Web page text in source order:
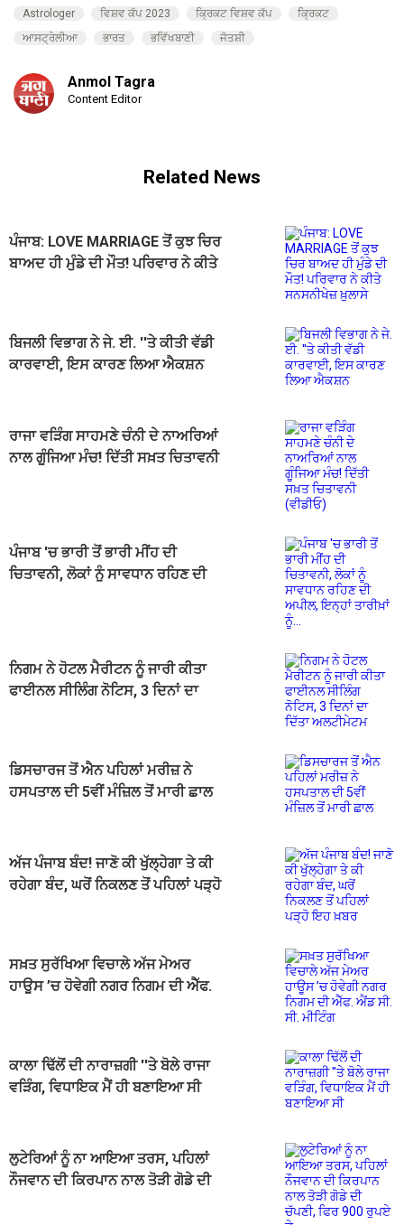
Astrologer ਵਿਸ਼ਵ ਕੱਪ 2023 ਕ੍ਰਿਕਟ ਵਿਸ਼ਵ ਕੱਪ
ਕ੍ਰਿਕਟ
ਆਸਟ੍ਰੇਲੀਆ
ਭਾਰਤ ਭਵਿੱਖਬਾਣੀ ਜੋਤਸ਼ੀ
Anmol Tagra
Content Editor
Related News
ਪੰਜਾਬ: LOVE MARRIAGE ਤੋਂ ਕੁਝ ਚਿਰ
ਬਾਅਦ ਹੀ ਮੁੰਡੇ ਦੀ ਮੌਤ! ਪਰਿਵਾਰ ਨੇ ਕੀਤੇ
ਬਿਜਲੀ ਵਿਭਾਗ ਨੇ ਜੇ. ਈ. ''ਤੇ ਕੀਤੀ ਵੱਡੀ
ਕਾਰਵਾਈ, ਇਸ ਕਾਰਣ ਲਿਆ ਐਕਸ਼ਨ
ਰਾਜਾ ਵੜਿੰਗ ਸਾਹਮਣੇ ਚੰਨੀ ਦੇ ਨਾਅਰਿਆਂ
ਨਾਲ ਗੂੰਜਿਆ ਮੰਚ! ਦਿੱਤੀ ਸਖ਼ਤ ਚਿਤਾਵਨੀ
ਪੰਜਾਬ 'ਚ ਭਾਰੀ ਤੋਂ ਭਾਰੀ ਮੀਂਹ ਦੀ
ਚਿਤਾਵਨੀ, ਲੋਕਾਂ ਨੂੰ ਸਾਵਧਾਨ ਰਹਿਣ ਦੀ
ਨਿਗਮ ਨੇ ਹੋਟਲ ਮੈਰੀਟਨ ਨੂੰ ਜਾਰੀ ਕੀਤਾ
ਫਾਈਨਲ ਸੀਲਿੰਗ ਨੋਟਿਸ, 3 ਦਿਨਾਂ ਦਾ
ਡਿਸਚਾਰਜ ਤੋਂ ਐਨ ਪਹਿਲਾਂ ਮਰੀਜ਼ ਨੇ
ਹਸਪਤਾਲ ਦੀ 5ਵੀਂ ਮੰਜ਼ਿਲ ਤੋਂ ਮਾਰੀ ਛਾਲ
ਅੱਜ ਪੰਜਾਬ ਬੰਦ! ਜਾਣੋ ਕੀ ਖੁੱਲ੍ਹੇਗਾ ਤੇ ਕੀ
ਰਹੇਗਾ ਬੰਦ, ਘਰੋਂ ਨਿਕਲਣ ਤੋਂ ਪਹਿਲਾਂ ਪੜ੍ਹੋ
ਸਖ਼ਤ ਸੁਰੱਖਿਆ ਵਿਚਾਲੇ ਅੱਜ ਮੇਅਰ
ਹਾਊਸ ’ਚ ਹੋਵੇਗੀ ਨਗਰ ਨਿਗਮ ਦੀ ਐੱਫ.
ਕਾਲਾ ਢਿੱਲੋਂ ਦੀ ਨਾਰਾਜ਼ਗੀ ''ਤੇ ਬੋਲੇ ਰਾਜਾ
ਵੜਿੰਗ, ਵਿਧਾਇਕ ਮੈਂ ਹੀ ਬਣਾਇਆ ਸੀ
ਲੁਟੇਰਿਆਂ ਨੂੰ ਨਾ ਆਇਆ ਤਰਸ, ਪਹਿਲਾਂ
ਨੌਜਵਾਨ ਦੀ ਕਿਰਪਾਨ ਨਾਲ ਤੋੜੀ ਗੋਡੇ ਦੀ